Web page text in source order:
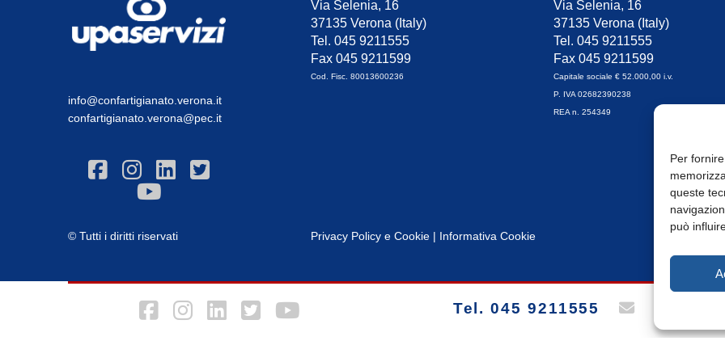
Per
queste
può
info@confartigianato.verona.it
confartigianato.verona@pec.it
Via Selenia, 16
37135 Verona (Italy)
Tel. 045 9211555
Fax 045 9211599
Cod. Fisc. 80013600236
Via Selenia, 16
37135 Verona (Italy)
Tel. 045 9211555
Fax 045 9211599
Capitale sociale € 52.000,00 i.v.
P. IVA 02682390238
REA n. 254349
© Tutti i diritti riservati Privacy Policy e Cookie | Informativa Cookie
Tel. 045 9211555